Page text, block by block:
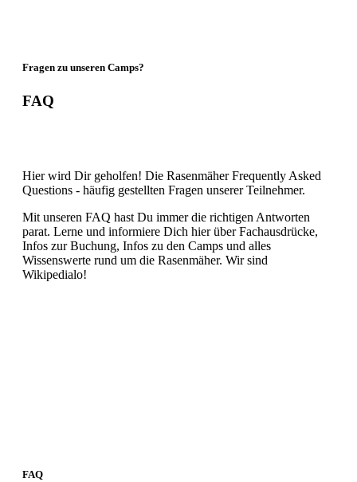
Fragen zu unseren Camps?
FAQ
Hier wird Dir geholfen! Die Rasenmäher Frequently Asked
Questions - häufig gestellten Fragen unserer Teilnehmer.
Mit unseren FAQ hast Du immer die richtigen Antworten
parat. Lerne und informiere Dich hier über Fachausdrücke,
Infos zur Buchung, Infos zu den Camps und alles
Wissenswerte rund um die Rasenmäher. Wir sind
Wikipedialo!
FAQ